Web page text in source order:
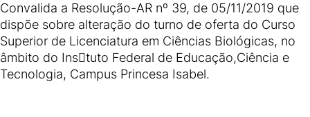
Convalida a Resolução-AR nº 39, de 05/11/2019 que
dispõe sobre alteração do turno de oferta do Curso
Superior de Licenciatura em Ciências Biológicas, no
âmbito do Ins􀀽tuto Federal de Educação,Ciência e
Tecnologia, Campus Princesa Isabel.